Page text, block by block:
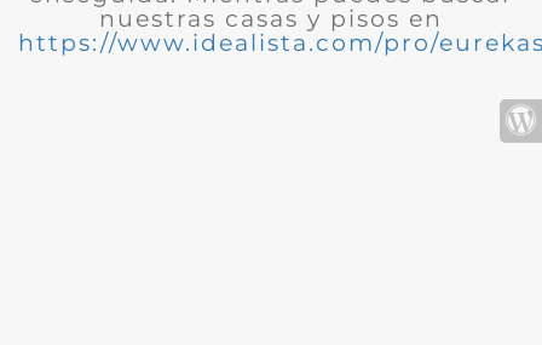
nuestras casas y pisos en
https://www.idealista.com/pro/